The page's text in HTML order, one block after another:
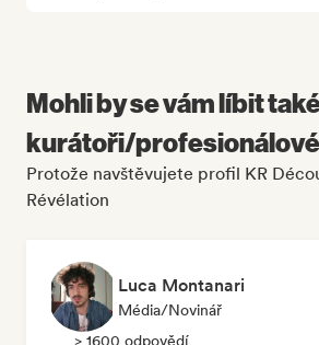
Mohli by se vám líbit
kurátoři/
Protože navštěvujete profil KR
Révélation
Luca Montanari
Média/novinář
> 1600 odpovědí